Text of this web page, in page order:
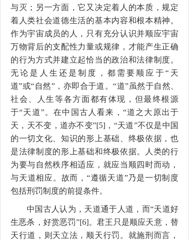
与灭；另一方面，它又决定着人的本质，规定
着人类社会道德生活的基本内容和根本精神。
作为宇宙成员的人，只有充分认识并顺应宇宙
万物背后的支配性力量或规律，才能产生正确
的行为方式并建立起恰当的政治和法律制度。
无论是人生还是制度，都需要顺应于“天
道”或“自然”，亦即合于道。“道”虽然于自然、
社会、人生等各方面都有体现，但最终根源
于“天道”。在中国古人看来，“道之大原出于
天，天不变，道亦不变”[5]，“天道”不仅是中国
的一切文化、知识的形上基础、终极依据，也
是法律制度的形上基础和终极依据。人类的行
为要与自然秩序相适应，就应当顺四时而动，
与天道相应。故而，“遵循天道”乃是一切制度
包括刑罚制度的前提条件。
中国古人认为，天道通于人道，而“天道好
生恶杀，好赏恶罚”[6]。君王只是顺应天意，替
天行道，则天立法，顺天行罚。就施刑而言，